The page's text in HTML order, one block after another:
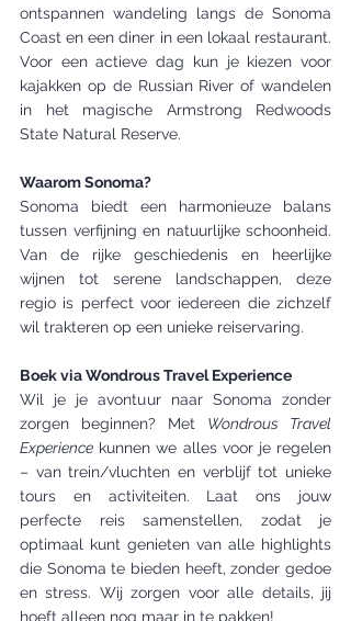
ontspannen wandeling langs de Sonoma
Coast en een diner in een lokaal restaurant.
Voor een actieve dag kun je kiezen voor
kajakken op de Russian River of wandelen
in het magische Armstrong Redwoods
State Natural Reserve.
Waarom Sonoma?
Sonoma biedt een harmonieuze balans
tussen verfijning en natuurlijke schoonheid.
Van de rijke geschiedenis en heerlijke
wijnen tot serene landschappen, deze
regio is perfect voor iedereen die zichzelf
wil trakteren op een unieke reiservaring.
Boek via Wondrous Travel Experience
Wil je je avontuur naar Sonoma zonder
zorgen beginnen? Met Wondrous Travel
Experience kunnen we alles voor je regelen
– van trein/vluchten en verblijf tot unieke
tours en activiteiten. Laat ons jouw
perfecte reis samenstellen, zodat je
optimaal kunt genieten van alle highlights
die Sonoma te bieden heeft, zonder gedoe
en stress. Wij zorgen voor alle details, jij
hoeft alleen nog maar in te pakken!